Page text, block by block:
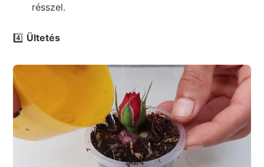
résszel.
4️⃣ Ültetés